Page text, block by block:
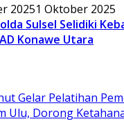
20251 Oktober 2025
Sulsel Selidiki
Konawe Utara